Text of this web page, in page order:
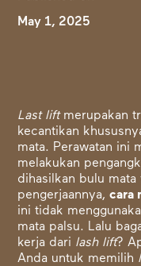
May 1, 2025
Last liftmerupakan
kecantikan
mata. Perawatan ini
melakukan
dihasilkan bulu mata
pengerjaannya,cara
ini tidak
mata palsu. Lalu
kerja dari lash lift?
Anda untuk memilih